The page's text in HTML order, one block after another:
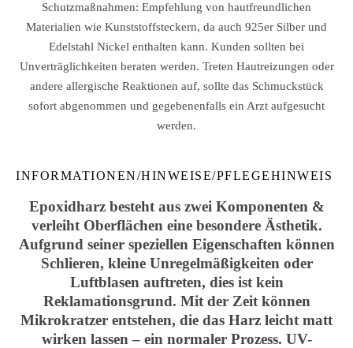
Schutzmaßnahmen: Empfehlung von hautfreundlichen
Materialien wie Kunststoffsteckern, da auch 925er Silber und
Edelstahl Nickel enthalten kann. Kunden sollten bei
Unverträglichkeiten beraten werden. Treten Hautreizungen oder
andere allergische Reaktionen auf, sollte das Schmuckstück
sofort abgenommen und gegebenenfalls ein Arzt aufgesucht
werden.
INFORMATIONEN/HINWEISE/PFLEGEHINWEIS
Epoxidharz besteht aus zwei Komponenten &
verleiht Oberflächen eine besondere Ästhetik.
Aufgrund seiner speziellen Eigenschaften können
Schlieren, kleine Unregelmäßigkeiten oder
Luftblasen auftreten, dies ist kein
Reklamationsgrund. Mit der Zeit können
Mikrokratzer entstehen, die das Harz leicht matt
wirken lassen – ein normaler Prozess. UV-